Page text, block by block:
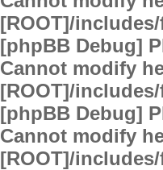
[ROOT]/
[phpBB Debug]
Cannot modify
[ROOT]/
[phpBB Debug]
Cannot modify
[ROOT]/